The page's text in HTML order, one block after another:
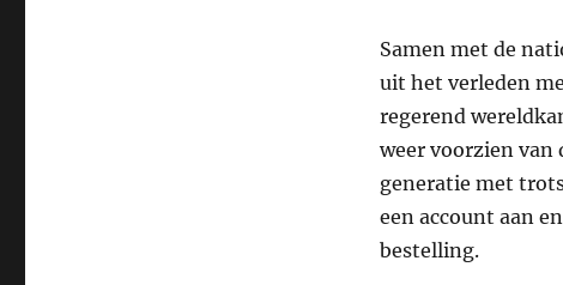
Samen met de
uit het verleden
regerend
weer voorzien van
generatie met
een account aan
bestelling.